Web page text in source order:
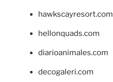
hawkscayresort.com
hellonquads.com
diarioanimales.com
decogaleri.com